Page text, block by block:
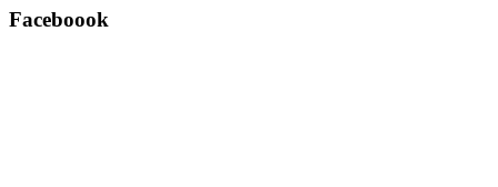
Faceboook